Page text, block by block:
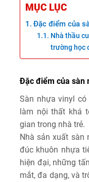
MỤC LỤC
Đặc điểm của
Nhà thầu
trường học
Đặc điểm của sàn
Sàn nhựa vinyl
làm nội thất khá
gian trong nhà trẻ.
Nhà sản xuất sàn
đúc khuôn nhựa
hiện đại, những
mắt, đa dạng, và